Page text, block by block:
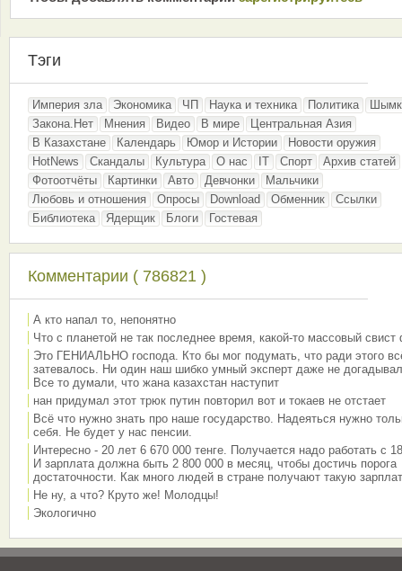
Тэги
Империя зла Экономика ЧП Наука и техника Политика
Закона.Нет
Мнения Видео В мире
Центральная Азия
В Казахстане
Календарь Юмор и Истории
Новости оружия
HotNews
Скандалы Культура О нас IT Спорт
Архив статей
Фотоотчёты
Картинки Авто Девчонки
Мальчики
Любовь и отношения
Опросы Download Обменник
Ссылки
Библиотека
Ядерщик Блоги Гостевая
Комментарии ( 786821 )
А кто напал то, непонятно
Что с планетой не так последнее время, какой-то массовый свист
Это ГЕНИАЛЬНО господа. Кто бы мог подумать, что ради этого
затевалось. Ни один наш шибко умный эксперт даже не
Все то думали, что жана казахстан наступит
нан придумал этот трюк путин повторил вот и токаев не отстает
Всё что нужно знать про наше государство. Надеяться нужно
себя. Не будет у нас пенсии.
Интересно - 20 лет 6 670 000 тенге. Получается надо работать с
И зарплата должна быть 2 800 000 в месяц, чтобы достичь порога
достаточности. Как много людей в стране получают такую
Не ну, а что? Круто же! Молодцы!
Экологично